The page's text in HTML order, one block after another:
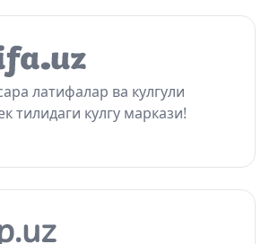
латифалар ва кулгули
тилидаги кулгу маркази!